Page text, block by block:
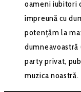
oameni iubitori
împreună cu
potențăm la
party privat,
muzica noastră.